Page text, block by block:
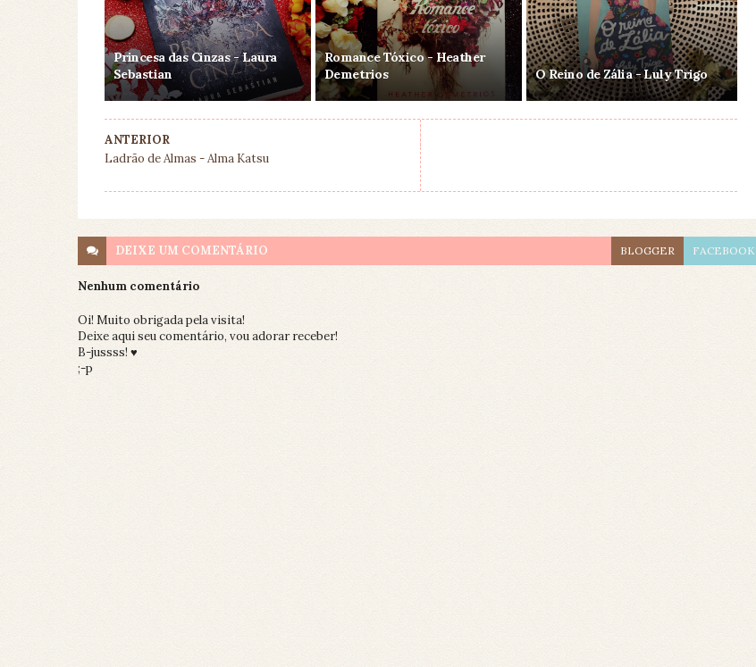
Princesa das Cinzas - Laura
Sebastian
Romance Tóxico - Heather
Demetrios
O Reino de Zália - Luly Trigo
ANTERIOR
Ladrão de Almas - Alma Katsu
DEIXE UM COMENTÁRIO BLOGGER FACEBOOK
Nenhum comentário
Oi! Muito obrigada pela visita!
Deixe aqui seu comentário, vou adorar receber!
B-jussss! ♥
;-p